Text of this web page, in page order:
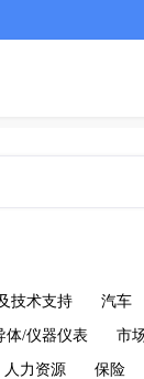
技术支持 汽车
体/仪器仪表 市
人力资源 保险